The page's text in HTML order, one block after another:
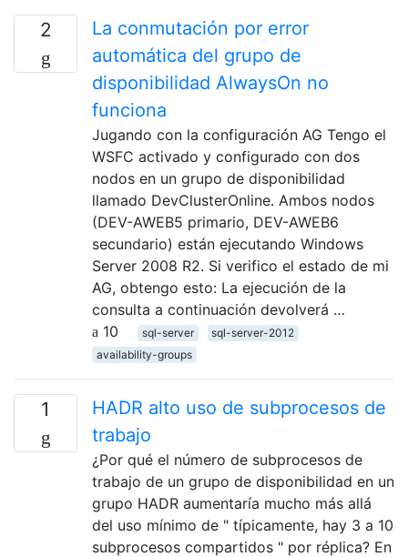
2
La conmutación por error
automática del grupo de
disponibilidad AlwaysOn no
funciona
Jugando con la configuración AG Tengo el
WSFC activado y configurado con dos
nodos en un grupo de disponibilidad
llamado DevClusterOnline. Ambos nodos
(DEV-AWEB5 primario, DEV-AWEB6
secundario) están ejecutando Windows
Server 2008 R2. Si verifico el estado de mi
AG, obtengo esto: La ejecución de la
consulta a continuación devolverá …
10
sql-server
sql-server-2012
availability-groups
1
HADR alto uso de subprocesos de
trabajo
¿Por qué el número de subprocesos de
trabajo de un grupo de disponibilidad en un
grupo HADR aumentaría mucho más allá
del uso mínimo de " típicamente, hay 3 a 10
subprocesos compartidos " por réplica? En